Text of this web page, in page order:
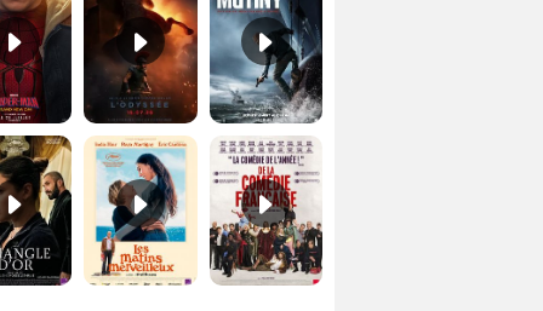
Les Matins merveilleux Bande-annonce VF De la Comédie-Française Teaser VF